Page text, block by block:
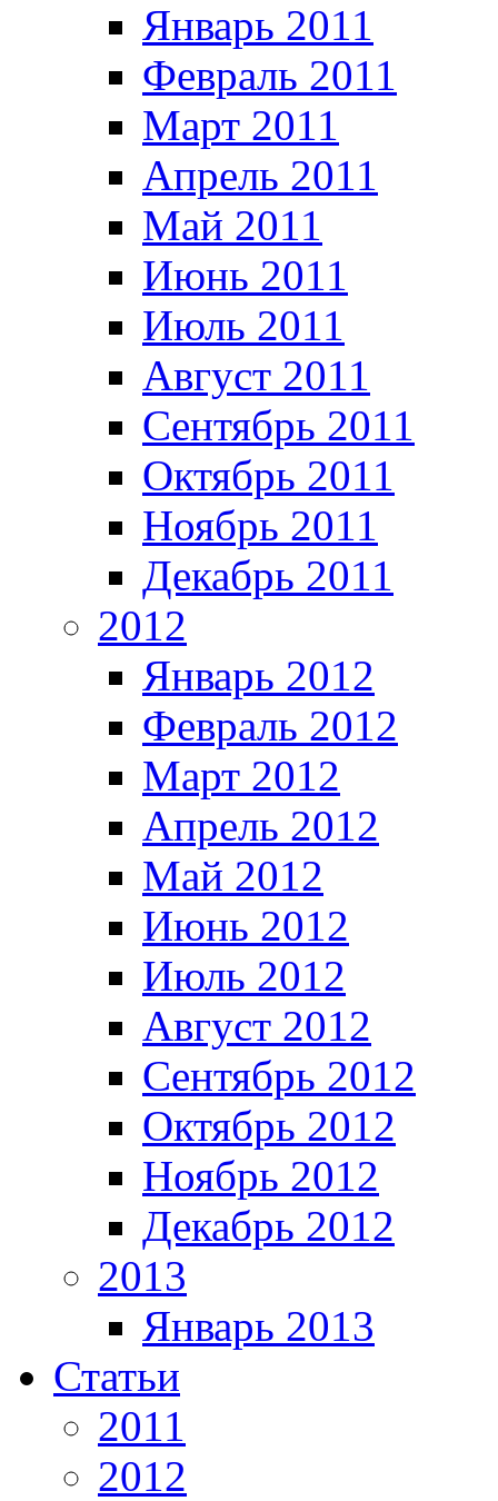
Январь 2011
Февраль 2011
Март 2011
Апрель 2011
Май 2011
Июнь 2011
Июль 2011
Август 2011
Сентябрь 2011
Октябрь 2011
Ноябрь 2011
Декабрь 2011
2012
Январь 2012
Февраль 2012
Март 2012
Апрель 2012
Май 2012
Июнь 2012
Июль 2012
Август 2012
Сентябрь 2012
Октябрь 2012
Ноябрь 2012
Декабрь 2012
2013
Январь 2013
Статьи
2011
2012